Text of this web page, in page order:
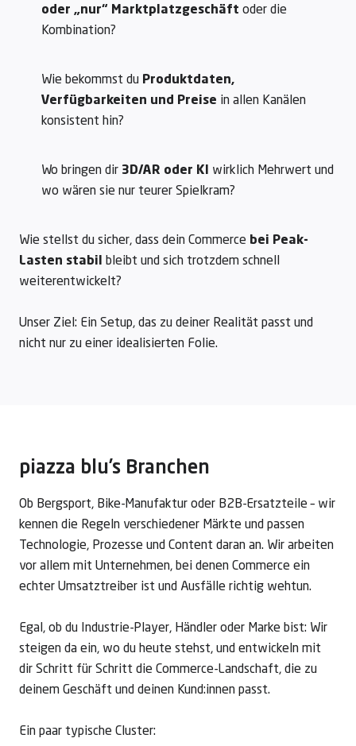
oder „nur“ Marktplatzgeschäft oder die
Kombination?
Wie bekommst du Produktdaten,
Verfügbarkeiten und Preise in allen Kanälen
konsistent hin?
Wo bringen dir 3D/AR oder KI wirklich Mehrwert und
wo wären sie nur teurer Spielkram?
Wie stellst du sicher, dass dein Commerce bei Peak-
Lasten stabil bleibt und sich trotzdem schnell
weiterentwickelt?
Unser Ziel: Ein Setup, das zu deiner Realität passt und
nicht nur zu einer idealisierten Folie.
piazza blu’s Branchen
Ob Bergsport, Bike-Manufaktur oder B2B-Ersatzteile – wir
kennen die Regeln verschiedener Märkte und passen
Technologie, Prozesse und Content daran an. Wir arbeiten
vor allem mit Unternehmen, bei denen Commerce ein
echter Umsatztreiber ist und Ausfälle richtig wehtun.
Egal, ob du Industrie-Player, Händler oder Marke bist: Wir
steigen da ein, wo du heute stehst, und entwickeln mit
dir Schritt für Schritt die Commerce-Landschaft, die zu
deinem Geschäft und deinen Kund:innen passt.
Ein paar typische Cluster: